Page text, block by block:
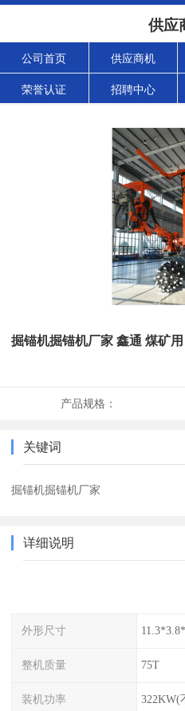
供应
公司首页 供应商机
荣誉认证 招聘中心
掘锚机掘锚机厂家 鑫通 煤矿用
产品规格：
关键词
掘锚机掘锚机厂家
详细说明
外形尺寸
整机质量 75T
装机功率 322KW(